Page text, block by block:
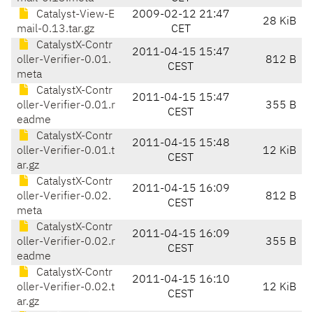
Catalyst-View-E
mail-0.13.tar.gz
2009-02-12 21:47
CET
28 KiB
CatalystX-Contr
oller-Verifier-0.01.
meta
2011-04-15 15:47
CEST
812 B
CatalystX-Contr
oller-Verifier-0.01.r
eadme
2011-04-15 15:47
CEST
355 B
CatalystX-Contr
oller-Verifier-0.01.t
ar.gz
2011-04-15 15:48
CEST
12 KiB
CatalystX-Contr
oller-Verifier-0.02.
meta
2011-04-15 16:09
CEST
812 B
CatalystX-Contr
oller-Verifier-0.02.r
eadme
2011-04-15 16:09
CEST
355 B
CatalystX-Contr
oller-Verifier-0.02.t
ar.gz
2011-04-15 16:10
CEST
12 KiB